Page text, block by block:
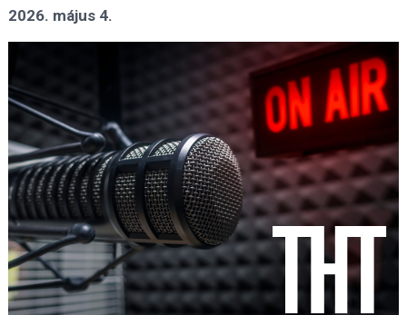
2026. május 4.